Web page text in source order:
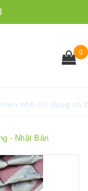
0
➤ 10 mẹo nhỏ sử
- Nhật Bản